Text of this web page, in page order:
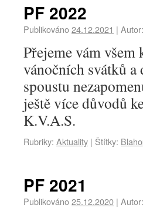
PF 2022
Publikováno24.12.2021 | Autor:
Přejeme vám
vánočních svátků
spoustu
ještě více důvodů
K.V.A.S.
Rubriky: Aktuality | Štítky:
PF 2021
Publikováno25.12.2020 | Autor: